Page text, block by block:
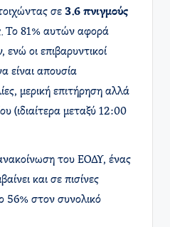
σε 3.6 πνιγμούς
. Το 81% αυτών αφορά
οι επιβαρυντικοί
είναι απουσία
μερική επιτήρηση αλλά
(ιδιαίτερα μεταξύ 12:00
του ΕΟΔΥ, ένας
και σε πισίνες
56% στον συνολικό